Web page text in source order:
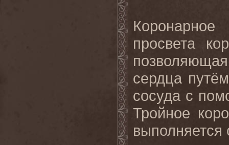
просвета
сердца
сосуда с
Тройное
выполняется